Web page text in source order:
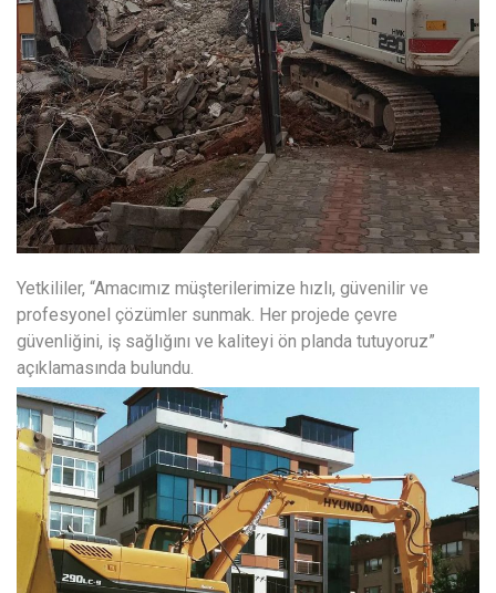
Yetkililer, “Amacımız müşterilerimize hızlı, güvenilir ve
profesyonel çözümler sunmak. Her projede çevre
güvenliğini, iş sağlığını ve kaliteyi ön planda tutuyoruz”
açıklamasında bulundu.